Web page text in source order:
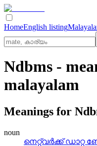
HomeEnglish listing
Ndbms -
malayalam
Meanings for
noun
നെറ്റ്‌വര്‍ക്ക്‌ ഡാറ്റ